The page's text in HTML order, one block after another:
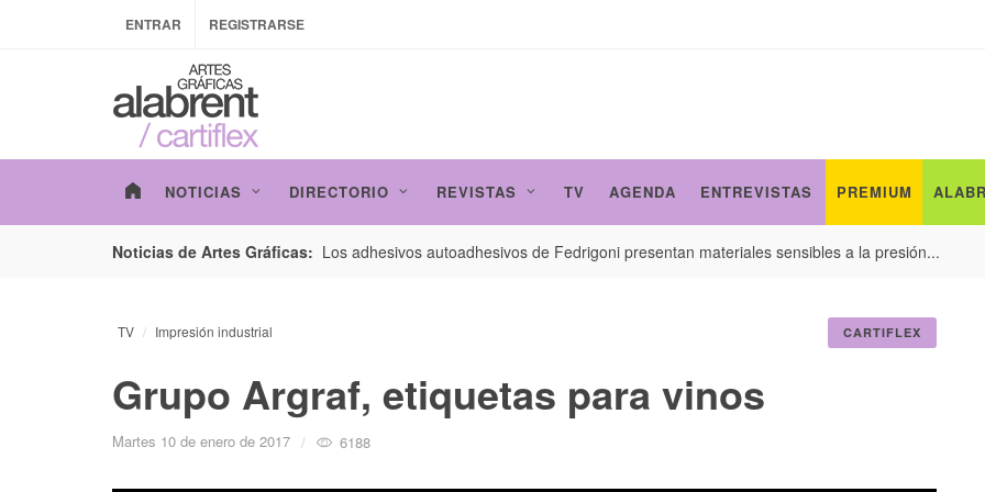
ENTRAR REGISTRARSE
NOTICIAS DIRECTORIO REVISTAS TV AGENDA ENTREVISTAS PREMIUM
Noticias de Artes Gráficas:
de envases con un nuevo estudio de Los adhesivos autoadhesivos de Fedrigoni presentan materiales sensibles a la presión...
CARTIFLEX
TV Impresión industrial
Grupo Argraf, etiquetas para vinos
Martes 10 de enero de 2017 6188